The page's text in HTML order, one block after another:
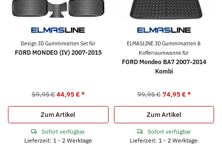
Design 3D Gummimatten Set für
FORD MONDEO (IV) 2007-2015
59,95 € 44,95 €*
Zum Artikel
Sofort verfügbar
Lieferzeit: 1 - 2 Werktage
ELMASLINE 3D Gummimatten &
Kofferraumwanne für
FORD Mondeo BA7 2007-2014
Kombi
99,95 € 74,95 €*
Zum Artikel
Sofort verfügbar
Lieferzeit: 1 - 2 Werktage